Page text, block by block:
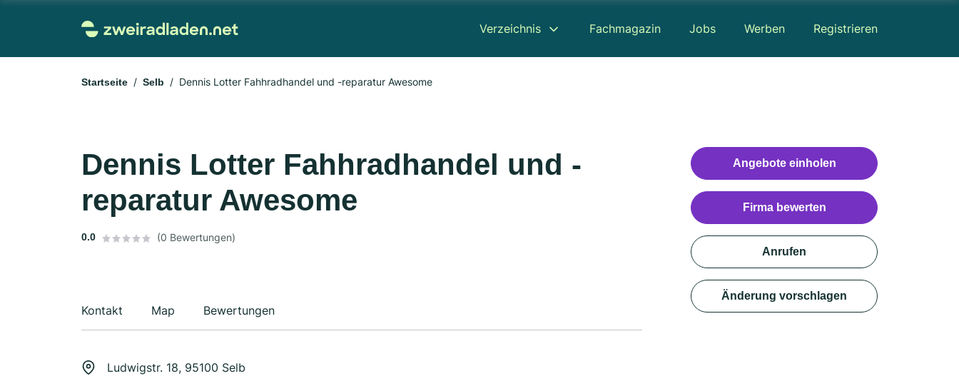
Verzeichnis Fachmagazin Jobs Werben Registrieren
Startseite Selb Dennis Lotter Fahhradhandel und -reparatur Awesome
Dennis Lotter Fahhradhandel und -
reparatur Awesome
0.0 (0 Bewertungen)
Kontakt Map Bewertungen
Ludwigstr. 18, 95100 Selb
Angebote einholen
Firma bewerten
Anrufen
Änderung vorschlagen